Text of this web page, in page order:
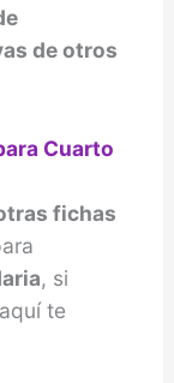
de otros
Cuarto
fichas
, si
te